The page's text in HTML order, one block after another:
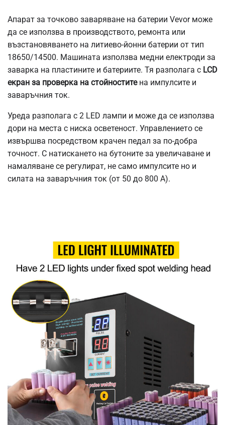
Апарат за точково заваряване на батерии Vevor може
да се използва в производството, ремонта или
възстановяването на литиево-йонни батерии от тип
18650/14500. Машината използва медни електроди за
заварка на пластините и батериите. Тя разполага с LCD
екран за проверка на стойноститена импулсите и
заваръчния ток.
Уреда разполага с 2 LED лампи и може да се използва
дори на места с ниска осветеност. Управлението се
извършва посредством крачен педал за по-добра
точност. С натискането на бутоните за увеличаване и
намаляване се регулират, не само импулсите но и
силата на заваръчния ток (от 50 до 800 A).